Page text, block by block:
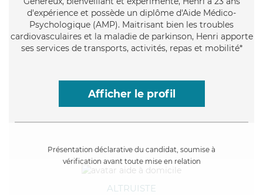
d'expérience et possède un diplôme d'Aide Médico-
Psychologique (AMP). Maitrisant bien les troubles
cardiovasculaires et la maladie de parkinson, Henri apporte
ses services de transports, activités, repas et mobilité*
Afficher le profil
Présentation déclarative du candidat, soumise à
vérification avant toute mise en relation
ALTRUISTE